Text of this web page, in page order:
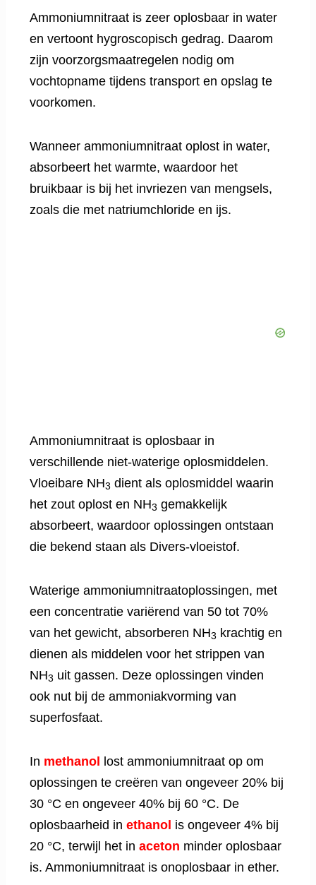
Ammoniumnitraat is zeer oplosbaar in water
en vertoont hygroscopisch gedrag. Daarom
zijn voorzorgsmaatregelen nodig om
vochtopname tijdens transport en opslag te
voorkomen.
Wanneer ammoniumnitraat oplost in water,
absorbeert het warmte, waardoor het
bruikbaar is bij het invriezen van mengsels,
zoals die met natriumchloride en ijs.
Ammoniumnitraat is oplosbaar in
verschillende niet-waterige oplosmiddelen.
Vloeibare NH3 dient als oplosmiddel waarin
het zout oplost en NH3 gemakkelijk
absorbeert, waardoor oplossingen ontstaan ​​
die bekend staan ​​als Divers-vloeistof.
Waterige ammoniumnitraatoplossingen, met
een concentratie variërend van 50 tot 70%
van het gewicht, absorberen NH3 krachtig en
dienen als middelen voor het strippen van
NH3 uit gassen. Deze oplossingen vinden
ook nut bij de ammoniakvorming van
superfosfaat.
In methanol lost ammoniumnitraat op om
oplossingen te creëren van ongeveer 20% bij
30 °C en ongeveer 40% bij 60 °C. De
oplosbaarheid in ethanol is ongeveer 4% bij
20 °C, terwijl het in aceton minder oplosbaar
is. Ammoniumnitraat is onoplosbaar in ether.